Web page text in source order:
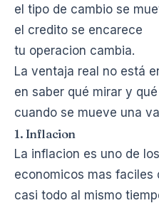
el tipo de cambio se
el credito se encarece
tu operacion cambia.
La ventaja real no está
en saber qué mirar y
cuando se mueve una
1. Inflacion
La inflacion es uno de
economicos mas faciles
casi todo al mismo